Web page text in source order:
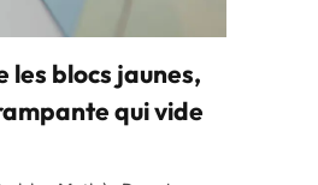
les blocs jaunes,
qui vide